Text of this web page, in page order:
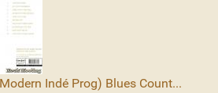
Indé Prog) Blues Count...